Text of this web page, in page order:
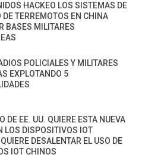
HACKEO LOS SISTEMAS DE
DE TERREMOTOS EN CHINA
BASES MILITARES
POLICIALES Y MILITARES
EXPLOTANDO 5
DE EE. UU. QUIERE ESTA NUEVA
LOS DISPOSITIVOS IOT
DESALENTAR EL USO DE
IOT CHINOS